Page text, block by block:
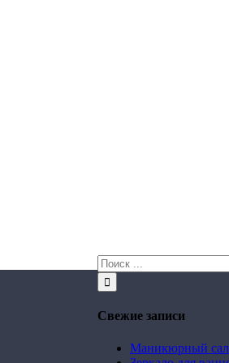
Свежие записи
Маникюрный